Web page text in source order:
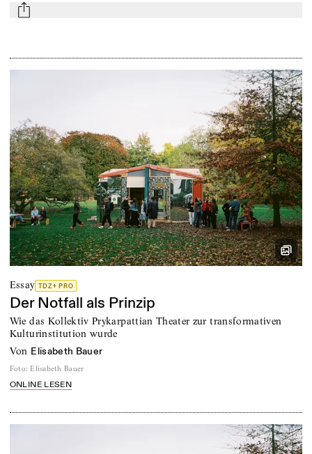
mail
Essay TDZ+ PRO
Der Notfall als Prinzip
Wie das Kollektiv Prykarpattian Theater zur transformativen
Kulturinstitution wurde
von Elisabeth Bauer
Foto: Elisabeth Bauer
ONLINE LESEN